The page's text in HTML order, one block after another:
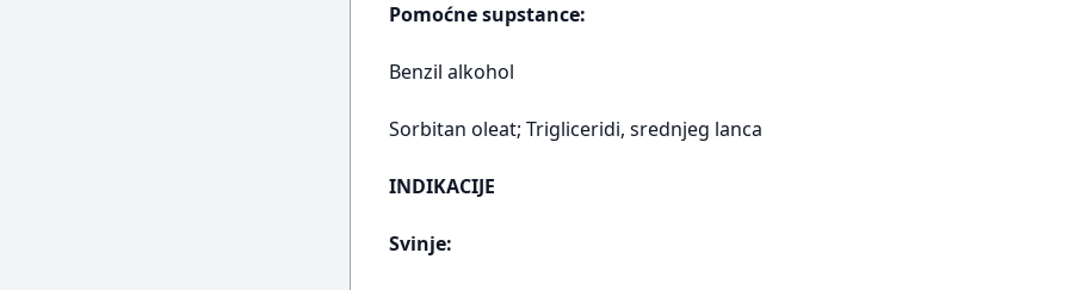
Pomoćne supstance:
Benzil alkohol
Sorbitan oleat; Trigliceridi, srednjeg lanca
INDIKACIJE
Svinje: